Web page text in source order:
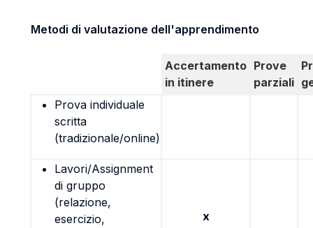
Metodi di valutazione dell'apprendimento
Accertamento
in itinere
Prove
parziali
Prova individuale
scritta
(tradizionale/online)
Lavori/Assignment
di gruppo
(relazione,
esercizio,
x